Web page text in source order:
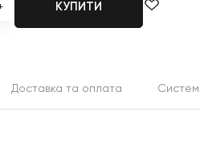
КУПИТИ
Доставка та оплата